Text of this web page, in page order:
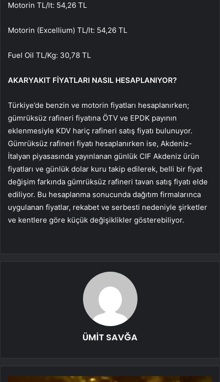
Motorin TL/lt: 54,26 TL
Motorin (Excellium) TL/lt: 54,26 TL
Fuel Oil TL/Kg: 30,78 TL
AKARYAKIT FİYATLARI NASIL HESAPLANIYOR?
Türkiye’de benzin ve motorin fiyatları hesaplanırken;
gümrüksüz rafineri fiyatına ÖTV ve EPDK payının
eklenmesiyle KDV hariç rafineri satış fiyatı bulunuyor.
Gümrüksüz rafineri fiyatı hesaplanırken ise, Akdeniz-
İtalyan piyasasında yayınlanan günlük CIF Akdeniz ürün
fiyatları ve günlük dolar kuru takip edilerek, belli bir fiyat
değişim farkında gümrüksüz rafineri tavan satış fiyatı elde
ediliyor. Bu hesaplanma sonucunda dağıtım firmalarınca
uygulanan fiyatlar, rekabet ve serbesti nedeniyle şirketler
ve kentlere göre küçük değişiklikler gösterebiliyor.
ÜMİT SAVĞA